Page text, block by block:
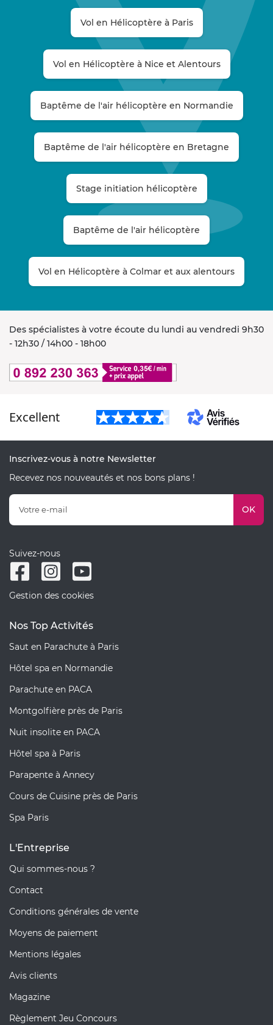
Vol en Hélicoptère à Paris
Vol en Hélicoptère à Nice et Alentours
Baptême de l'air hélicoptère en Normandie
Baptême de l'air hélicoptère en Bretagne
Stage initiation hélicoptère
Baptême de l'air hélicoptère
Vol en Hélicoptère à Colmar et aux alentours
Des spécialistes à votre écoute du lundi au vendredi 9h30
- 12h30 / 14h00 - 18h00
Excellent
Inscrivez-vous à notre Newsletter
Recevez nos nouveautés et nos bons plans !
OK
Suivez-nous
Gestion des cookies
Nos Top Activités
Saut en Parachute à Paris
Hôtel spa en Normandie
Parachute en PACA
Montgolfière près de Paris
Nuit insolite en PACA
Hôtel spa à Paris
Parapente à Annecy
Cours de Cuisine près de Paris
Spa Paris
L'Entreprise
Qui sommes-nous ?
Contact
Conditions générales de vente
Moyens de paiement
Mentions légales
Avis clients
Magazine
Règlement Jeu Concours